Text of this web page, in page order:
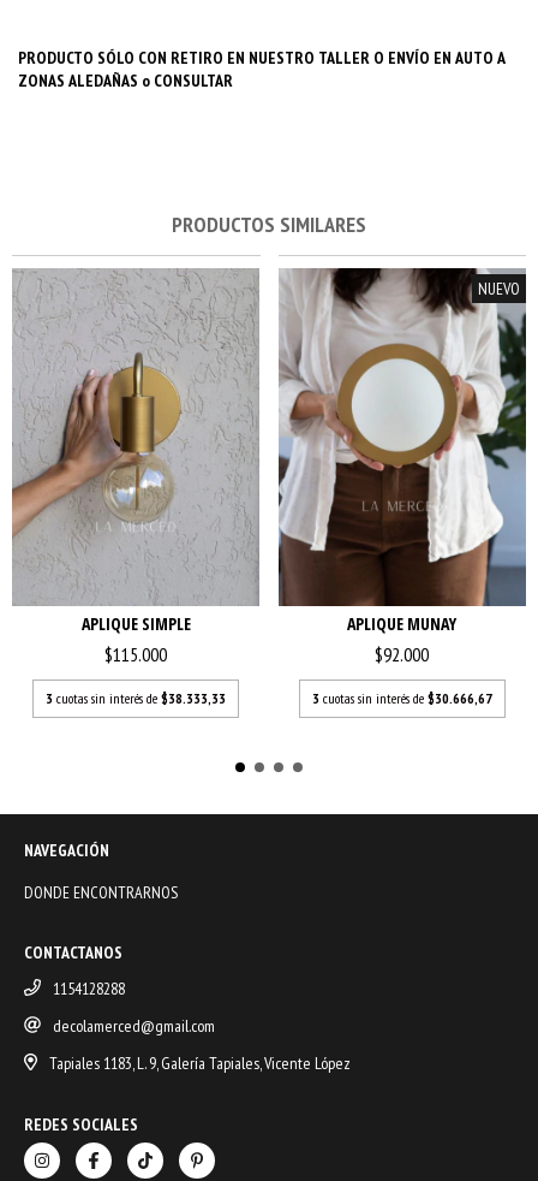
PRODUCTO SÓLO CON RETIRO EN NUESTRO TALLER O ENVÍO EN AUTO A
ZONAS ALEDAÑAS o CONSULTAR
PRODUCTOS SIMILARES
APLIQUE SIMPLE
$115.000
3 cuotas sin interés de$38.333,33
NUEVO
APLIQUE MUNAY
$92.000
3 cuotas sin interés de $30.666,67
NAVEGACIÓN
DONDE ENCONTRARNOS
CONTACTANOS
1154128288
decolamerced@gmail.com
Tapiales 1183, L. 9, Galería Tapiales, Vicente López
REDES SOCIALES